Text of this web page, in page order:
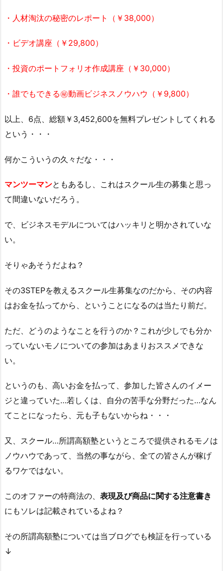
・人材淘汰の秘密のレポート（￥38,000）
・ビデオ講座（￥29,800）
・投資のポートフォリオ作成講座（￥30,000）
・誰でもできる㊙動画ビジネスノウハウ（￥9,800）
以上、6点、総額￥3,452,600を無料プレゼントしてくれる
という・・・
何かこういうの久々だな・・・
マンツーマンともあるし、これはスクール生の募集と思っ
て間違いないだろう。
で、ビジネスモデルについてはハッキリと明かされていな
い。
そりゃあそうだよね？
その3STEPを教えるスクール生募集なのだから、その内容
はお金を払ってから、ということになるのは当たり前だ。
ただ、どうのようなことを行うのか？これが少しでも分か
っていないモノについての参加はあまりおススメできな
い。
というのも、高いお金を払って、参加した皆さんのイメー
ジと違っていた…若しくは、自分の苦手な分野だった…なん
てことになったら、元も子もないからね・・・
又、スクール…所謂高額塾というところで提供されるモノは
ノウハウであって、当然の事ながら、全ての皆さんが稼げ
るワケではない。
このオファーの特商法の、 表現及び商品に関する注意書き
にもソレは記載されているよね？
その所謂高額塾については当ブログでも検証を行っている
↓